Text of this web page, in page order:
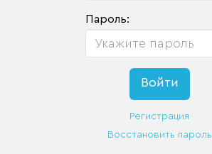
Пароль:
Регистрация
Восстановить пароль